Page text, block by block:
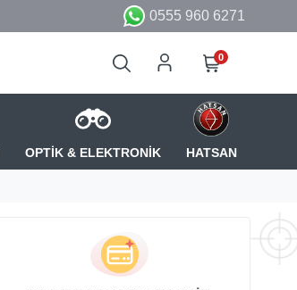
0555 960 6271
0
OPTİK & ELEKTRONİK HATSAN